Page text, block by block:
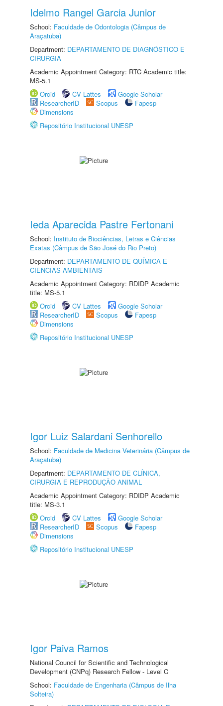
Idelmo Rangel Garcia Junior
School: Faculdade de Odontologia (Câmpus de
Araçatuba)
Department: DEPARTAMENTO DE DIAGNÓSTICO E
CIRURGIA
Academic Appointment Category: RTC Academic title:
MS-5.1
Orcid
CV Lattes
Google Scholar
ResearcherID
Scopus
Fapesp
Dimensions
Repositório Institucional UNESP
Ieda Aparecida Pastre Fertonani
School: Instituto de Biociências, Letras e Ciências
Exatas (Câmpus de São José do Rio Preto)
Department: DEPARTAMENTO DE QUÍMICA E
CIÊNCIAS AMBIENTAIS
Academic Appointment Category: RDIDP Academic
title: MS-5.1
Orcid
CV Lattes
Google Scholar
ResearcherID
Scopus
Fapesp
Dimensions
Repositório Institucional UNESP
Igor Luiz Salardani Senhorello
School: Faculdade de Medicina Veterinária (Câmpus de
Araçatuba)
Department: DEPARTAMENTO DE CLÍNICA,
CIRURGIA E REPRODUÇÃO ANIMAL
Academic Appointment Category: RDIDP Academic
title: MS-3.1
Orcid
CV Lattes
Google Scholar
ResearcherID
Scopus
Fapesp
Dimensions
Repositório Institucional UNESP
Igor Paiva Ramos
National Council for Scientific and Technological
Development (CNPq) Research Fellow - Level C
School: Faculdade de Engenharia (Câmpus de Ilha
Solteira)